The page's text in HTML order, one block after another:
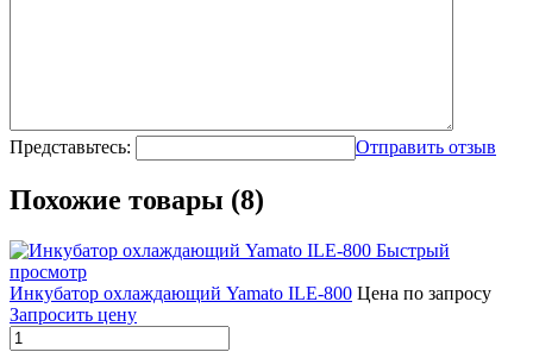
Представьтесь: Отправить отзыв
Похожие товары (8)
Быстрый
просмотр
Инкубатор охлаждающий Yamato ILE-800 Цена по запросу
Запросить цену